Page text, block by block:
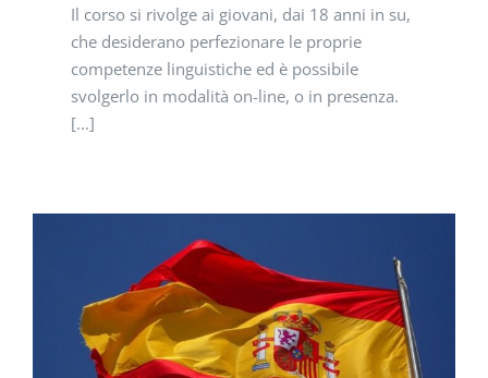
Il corso si rivolge ai giovani, dai 18 anni in su,
che desiderano perfezionare le proprie
competenze linguistiche ed è possibile
svolgerlo in modalità on-line, o in presenza.
[...]